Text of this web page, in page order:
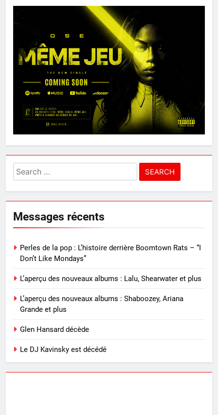
Search
for:
Messages récents
Perles de la pop : L’histoire derrière Boomtown Rats – “I
Don’t Like Mondays”
L’aperçu des nouveaux albums : Lalu, Shearwater et plus
L’aperçu des nouveaux albums : Shaboozey, Ariana
Grande et plus
Glen Hansard décède
Le DJ Kavinsky est décédé